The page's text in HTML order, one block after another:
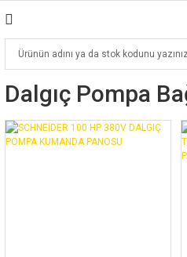
Dalgıç Pompa